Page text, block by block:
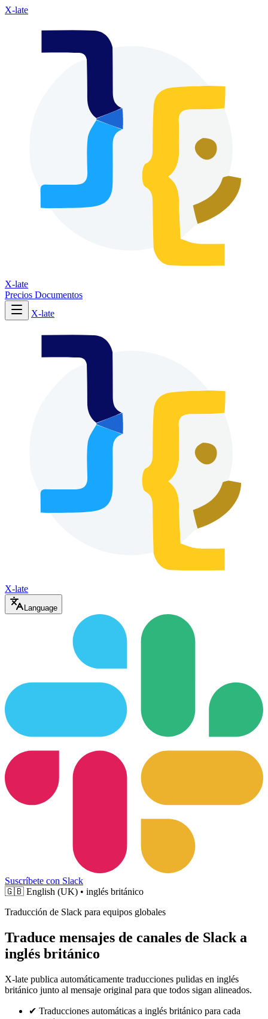
X-late
X-late
Precios Documentos
X-late
X-late
Language
Suscríbete con Slack
🇬🇧 English (UK) • inglés británico
Traducción de Slack para equipos globales
Traduce mensajes de canales de Slack a
inglés británico
X-late publica automáticamente traducciones pulidas en inglés
británico junto al mensaje original para que todos sigan alineados.
✔ Traducciones automáticas a inglés británico para cada